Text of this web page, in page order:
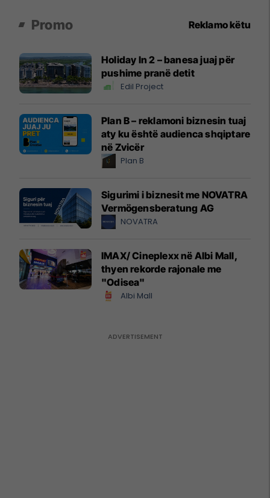
Promo Reklamo këtu
Holiday In 2 – banesa juaj për
pushime pranë detit
Edil Project
Plan B – reklamoni biznesin tuaj
aty ku është audienca shqiptare
në Zvicër
Plan B
Sigurimi i biznesit me NOVATRA
Vermögensberatung AG
NOVATRA
IMAX/ Cineplexx në Albi Mall,
thyen rekorde rajonale me
"Odisea"
Albi Mall